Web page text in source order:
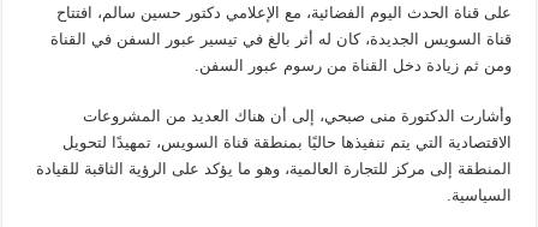
على قناة الحدث اليوم الفضائية، مع الإعلامي دكتور حسين سالم، افتتاح
قناة السويس الجديدة، كان له أثر بالغ في تيسير عبور السفن في القناة
ومن ثم زيادة دخل القناة من رسوم عبور السفن.
وأشارت الدكتورة منى صبحي، إلى أن هناك العديد من المشروعات
الاقتصادية التي يتم تنفيذها حاليًا بمنطقة قناة السويس، تمهيدًا لتحويل
المنطقة إلى مركز للتجارة العالمية، وهو ما يؤكد على الرؤية الثاقبة للقيادة
السياسية.